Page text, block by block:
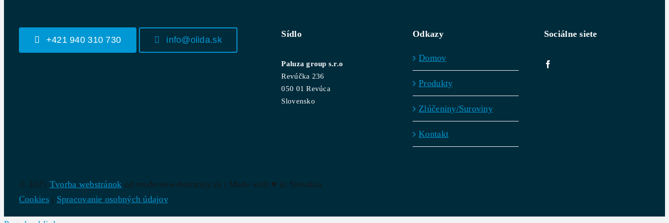
+421 940 310 730 info@olida.sk
Sídlo
Paluza group s.r.o
Revúčka 236
050 01 Revúca
Slovensko
Odkazy
Domov
Produkty
Zlúčeniny/Suroviny
Kontakt
Sociálne siete
© 2025 Tvorba webstránok od modernewebstranky.sk | Made with ♥ in Slovakia
Cookies | Spracovanie osobných údajov